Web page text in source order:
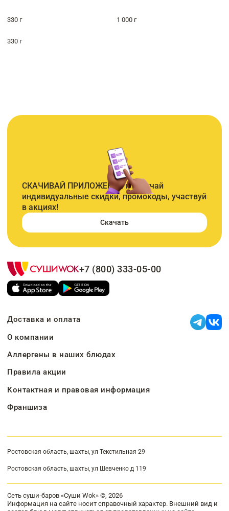
330 г 1 000 г
330 г
СКАЧИВАЙ ПРИЛОЖЕНИЕ и получай
индивидуальные скидки, промокоды, участвуй
в акциях!
Скачать
+7 (800) 333-05-00
Доставка и оплата
О компании
Аллергены в наших блюдах
Правила акции
Контактная и правовая информация
Франшиза
Ростовская область, шахты, ул Текстильная 29
Ростовская область, шахты, ул Шевченко д 119
Сеть суши-баров «Суши Wok» ©, 2026
Информация на сайте носит справочный характер. Внешний вид и